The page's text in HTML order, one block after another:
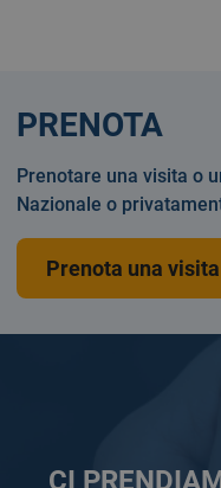
CI
PRENOTA
Prenotare una visita o
Nazionale o
Prenota una visita